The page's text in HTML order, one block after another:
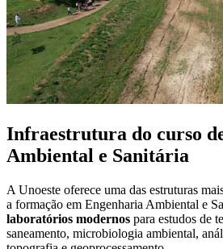
Infraestrutura do curso
Ambiental e Sanitária
A Unoeste oferece uma das estruturas
a formação em Engenharia Ambiental e
laboratórios modernos para estudos de
saneamento, microbiologia ambiental,